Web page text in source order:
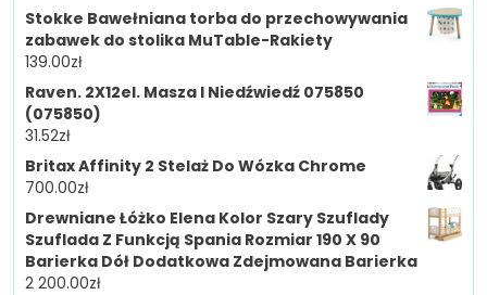
Stokke Bawełniana torba do przechowywania
zabawek do stolika MuTable-Rakiety
139.00zł
Raven. 2X12el. Masza I Niedźwiedź 075850
(075850)
31.52zł
Britax Affinity 2 Stelaż Do Wózka Chrome
700.00zł
Drewniane Łóżko Elena Kolor Szary Szuflady
Szuflada Z Funkcją Spania Rozmiar 190 X 90
Barierka Dół Dodatkowa Zdejmowana Barierka
2 200.00zł